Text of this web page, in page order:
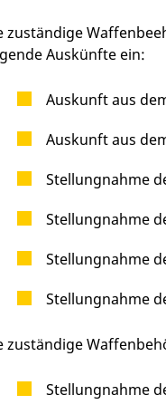
zuständige
Auskünfte ein:
Auskunft aus
Auskunft aus
Stellungnahme
Stellungnahme
Stellungnahme
Stellungnahme
zuständige
Stellungnahme